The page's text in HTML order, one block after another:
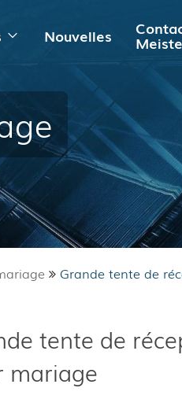
Nouvelles
Grande tente de
tente de
mariage